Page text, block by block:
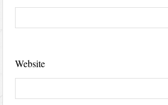
Website